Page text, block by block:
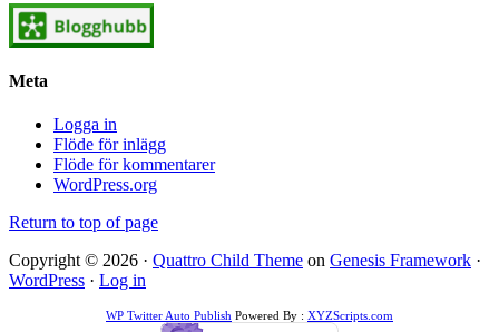
Meta
Logga in
Flöde för inlägg
Flöde för kommentarer
WordPress.org
Return to top of page
Copyright © 2026 · Quattro Child Theme on Genesis Framework ·
WordPress · Log in
WP Twitter Auto Publish Powered By : XYZScripts.com